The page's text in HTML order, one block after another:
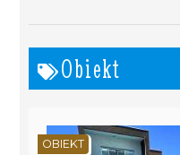
Obiekt
OBIEKT